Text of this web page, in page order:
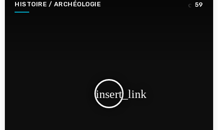
HISTOIRE / ARCHÉOLOGIE
insert_link
59